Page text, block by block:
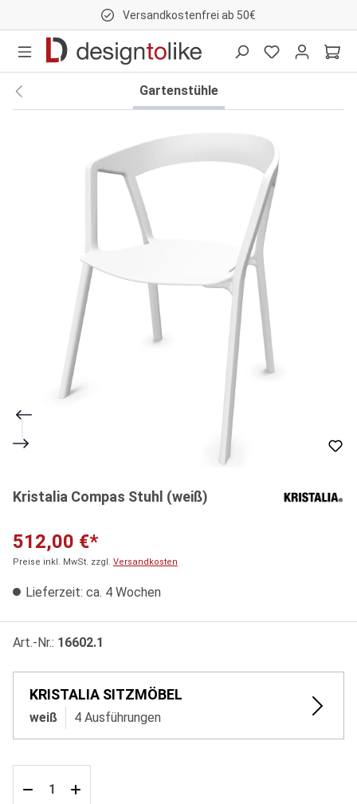
Versandkostenfrei ab 50€
Gartenstühle
Kristalia Compas Stuhl (weiß)
512,00 €*
Preise inkl. MwSt. zzgl. Versandkosten
Lieferzeit: ca. 4 Wochen
Art.-Nr.: 16602.1
KRISTALIA SITZMÖBEL
weiß 4 Ausführungen